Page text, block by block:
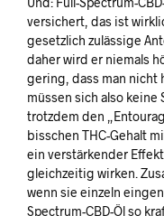
versichert, das ist
gesetzlich zulässige
daher wird er niemals
gering, dass man nicht
müssen sich also keine
trotzdem den
bisschen THC-Gehalt
ein verstärkender
gleichzeitig wirken.
wenn sie einzeln
Spectrum-CBD-Öl so